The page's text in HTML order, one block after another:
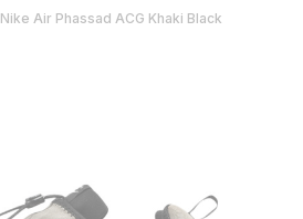
Nike Air Phassad ACG Khaki Black